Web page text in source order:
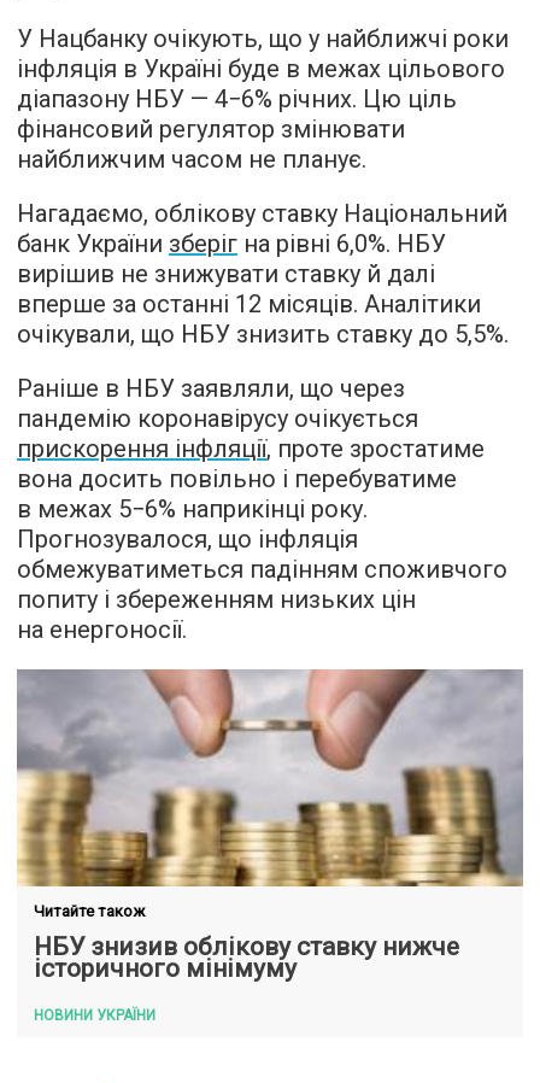
У Нацбанку очікують, що у найближчі роки
інфляція в Україні буде в межах цільового
діапазону НБУ — 4−6% річних. Цю ціль
фінансовий регулятор змінювати
найближчим часом не планує.
Нагадаємо, облікову ставку Національний
банк України зберіг на рівні 6,0%. НБУ
вирішив не знижувати ставку й далі
вперше за останні 12 місяців. Аналітики
очікували, що НБУ знизить ставку до 5,5%.
Раніше в НБУ заявляли, що через
пандемію коронавірусу очікується
прискорення інфляції, проте зростатиме
вона досить повільно і перебуватиме
в межах 5−6% наприкінці року.
Прогнозувалося, що інфляція
обмежуватиметься падінням споживчого
попиту і збереженням низьких цін
на енергоносії.
Читайте також
НБУ знизив облікову ставку нижче
історичного мінімуму
НОВИНИ УКРАЇНИ